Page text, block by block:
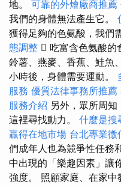
地。 可靠的外燴廠商推薦
我們的身體無法產生它。
獲得足夠的色氨酸，我們
態調整  吃富含色氨酸的
鈴薯、燕麥、香蕉、鮭魚
小時後，身體需要運動。
服務 優質法律事務所推薦
服務介紹 另外，眾所周
這裡尋找動力。 什麼是搜
贏得在地市場 台北專業徵
們成年人也為競爭性任務
中出現的「樂趣因素」讓
強度。 照顧家庭、在家